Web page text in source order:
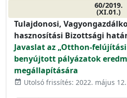
60/2019.
(XI.01.)
Tulajdonosi,
hasznosítási Bizottsági
Javaslat az „Otthon-
benyújtott pályázatok
megállapítására
event_available Utolsó frissítés: 2022. május 12.